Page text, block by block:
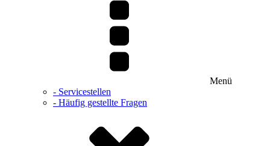
Menü
- Servicestellen
- Häufig gestellte Fragen